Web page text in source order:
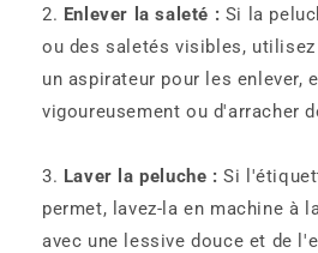
Enlever la saleté : Si la
ou des saletés visibles,
un aspirateur pour les enlever,
vigoureusement ou d'arracher
Laver la peluche : Si
permet, lavez-la en machine à
avec une lessive douce et de